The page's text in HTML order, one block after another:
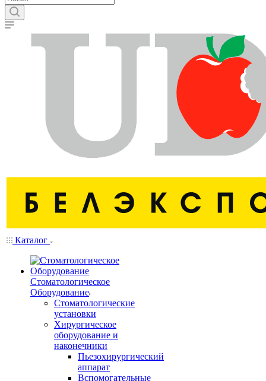
Каталог
Стоматологическое
Оборудование
Стоматологические
установки
Хирургическое
оборудование и
наконечники
Пьезохирургический
аппарат
Вспомогательные